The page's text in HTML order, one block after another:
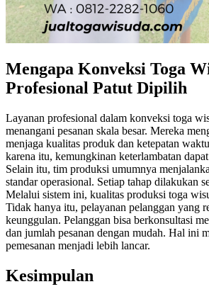
Mengapa Konveksi Toga
Profesional Patut Dipilih
Layanan profesional dalam konveksi toga
menangani pesanan skala besar. Mereka
menjaga kualitas produk dan ketepatan
karena itu, kemungkinan keterlambatan
Selain itu, tim produksi umumnya
standar operasional. Setiap tahap dilakukan
Melalui sistem ini, kualitas produksi toga
Tidak hanya itu, pelayanan pelanggan yang
keunggulan. Pelanggan bisa berkonsultasi
dan jumlah pesanan dengan mudah. Hal ini
pemesanan menjadi lebih lancar.
Kesimpulan